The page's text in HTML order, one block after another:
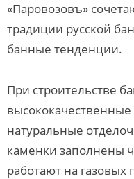
«Паровозовъ»
традиции русской
банные тенденции.
При строительстве
натуральные
каменки заполнены
работают на газовых